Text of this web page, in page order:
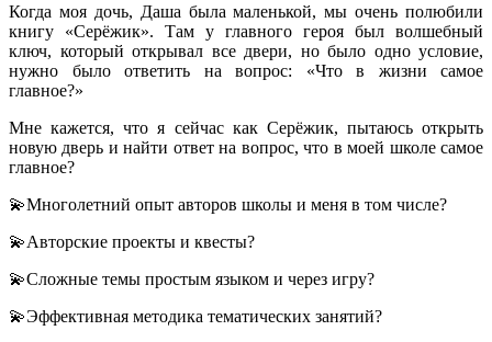
Когда моя дочь, Даша была маленькой, мы очень полюбили
книгу «Серёжик». Там у главного героя был волшебный
ключ, который открывал все двери, но было одно условие,
нужно было ответить на вопрос: «Что в жизни самое
главное?»
Мне кажется, что я сейчас как Серёжик, пытаюсь открыть
новую дверь и найти ответ на вопрос, что в моей школе самое
главное?
💫Многолетний опыт авторов школы и меня в том числе?
💫Авторские проекты и квесты?
💫Сложные темы простым языком и через игру?
💫Эффективная методика тематических занятий?